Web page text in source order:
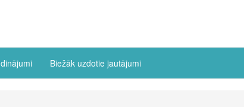
Biežāk uzdotie jautājumi